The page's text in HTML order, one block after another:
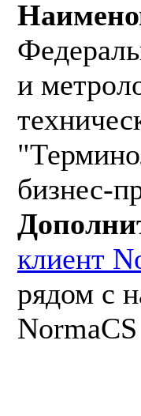
и
бизнес-
клиент
рядом с
NormaCS